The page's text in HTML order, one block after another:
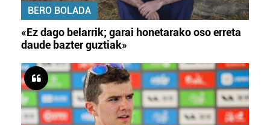
BERO BOLADA
«Ez dago belarrik; garai honetarako oso erreta
daude bazter guztiak»